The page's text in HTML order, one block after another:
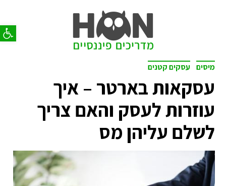
פתח
מיסים עסקים קטנים
עסקאות בארטר – איך
עוזרות לעסק והאם צריך
לשלם עליהן מס